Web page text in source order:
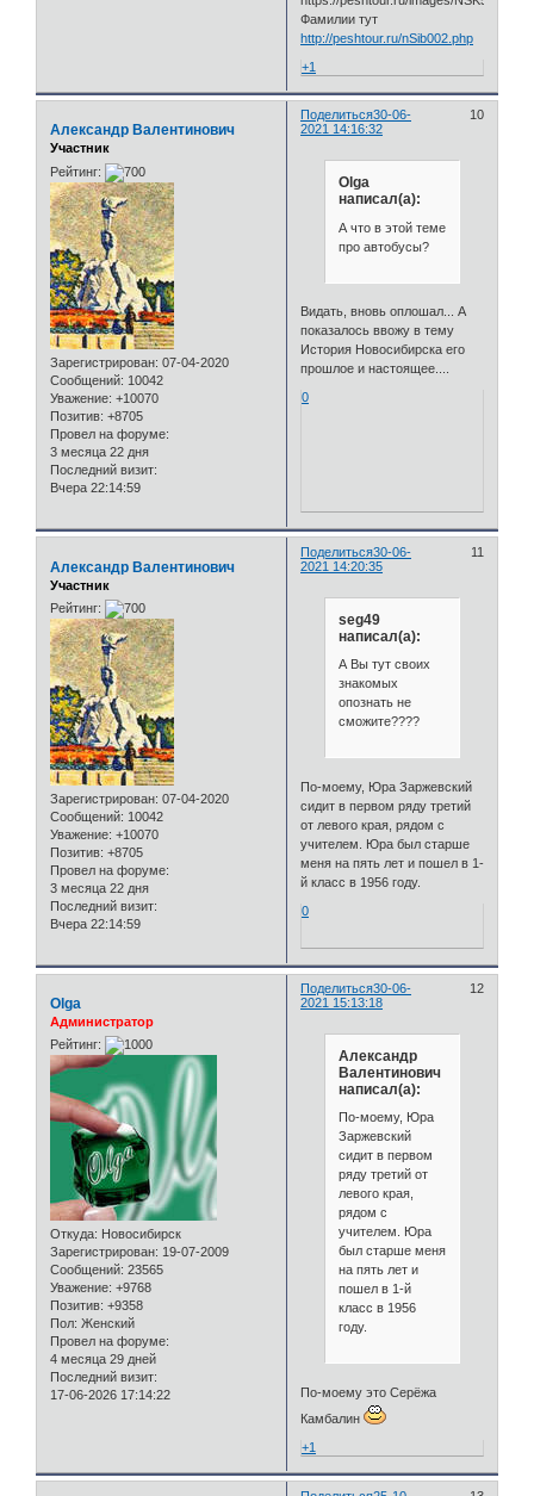
Фамилии тут
http://peshtour.ru/nSib002.php
+1
Поделиться 10
30-06-
2021 14:16:32
Александр Валентинович
Участник
Рейтинг:
Зарегистрирован: 07-04-2020
Сообщений: 10042
Уважение: +10070
Позитив: +8705
Провел на форуме:
3 месяца 22 дня
Последний визит:
Вчера 22:14:59
Olga
написал(а):
А что в этой теме
про автобусы?
Видать, вновь оплошал... А
показалось ввожу в тему
История Новосибирска его
прошлое и настоящее....
0
Поделиться 11
30-06-
2021 14:20:35
Александр Валентинович
Участник
Рейтинг:
Зарегистрирован: 07-04-2020
Сообщений: 10042
Уважение: +10070
Позитив: +8705
Провел на форуме:
3 месяца 22 дня
Последний визит:
Вчера 22:14:59
seg49
написал(а):
А Вы тут своих
знакомых
опознать не
сможите????
По-моему, Юра Заржевский
сидит в первом ряду третий
от левого края, рядом с
учителем. Юра был старше
меня на пять лет и пошел в 1-
й класс в 1956 году.
0
Поделиться 12
30-06-
2021 15:13:18
Olga
Администратор
Рейтинг:
Откуда: Новосибирск
Зарегистрирован: 19-07-2009
Сообщений: 23565
Уважение: +9768
Позитив: +9358
Пол: Женский
Провел на форуме:
4 месяца 29 дней
Последний визит:
17-06-2026 17:14:22
Александр
Валентинович
написал(а):
По-моему, Юра
Заржевский
сидит в первом
ряду третий от
левого края,
рядом с
учителем. Юра
был старше меня
на пять лет и
пошел в 1-й
класс в 1956
году.
По-моему это Серёжа
Камбалин
+1